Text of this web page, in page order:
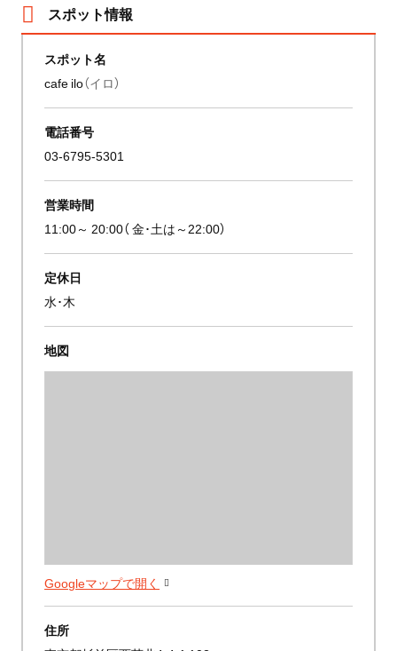
スポット情報
スポット名
cafe ilo（イロ）
電話番号
03-6795-5301
営業時間
11:00～ 20:00（ 金･土は～22:00）
定休日
水･木
地図
Googleマップで開く
住所